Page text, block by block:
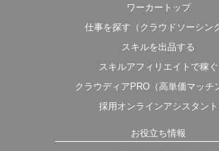
ワーカートップ
仕事を探す（クラウドソーシン
スキルを出品する
スキルアフィリエイトで稼ぐ
クラウディアPRO（高単価マッチ
採用オンラインアシスタント
お役立ち情報